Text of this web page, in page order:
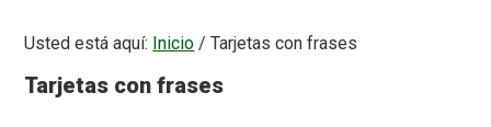
Usted está aquí: Inicio / Tarjetas con frases
Tarjetas con frases